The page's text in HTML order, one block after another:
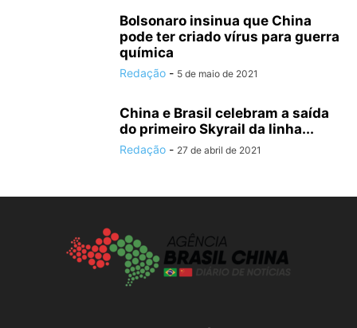
Bolsonaro insinua que China
pode ter criado vírus para guerra
química
Redação - 5 de maio de 2021
China e Brasil celebram a saída
do primeiro Skyrail da linha...
Redação - 27 de abril de 2021